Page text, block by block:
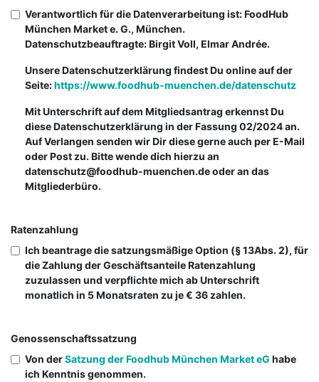
Verantwortlich für die Datenverarbeitung ist: FoodHub
München Market e. G., München.
Datenschutzbeauftragte: Birgit Voll, Elmar Andrée.
Unsere Datenschutzerklärung findest Du online auf der
Seite:https://www.foodhub-muenchen.de/datenschutz
Mit Unterschrift auf dem Mitgliedsantrag erkennst Du
diese Datenschutzerklärung in der Fassung 02/2024 an.
Auf Verlangen senden wir Dir diese gerne auch per E-Mail
oder Post zu. Bitte wende dich hierzu an
datenschutz@foodhub-muenchen.de oder an das
Mitgliederbüro.
Ratenzahlung
Ich beantrage die satzungsmäßige Option (§ 13Abs. 2), für
die Zahlung der Geschäftsanteile Ratenzahlung
zuzulassen und verpflichte mich ab Unterschrift
monatlich in 5 Monatsraten zu je € 36 zahlen.
Genossenschaftssatzung
Von derSatzung der Foodhub München Market eG habe
ich Kenntnis genommen.